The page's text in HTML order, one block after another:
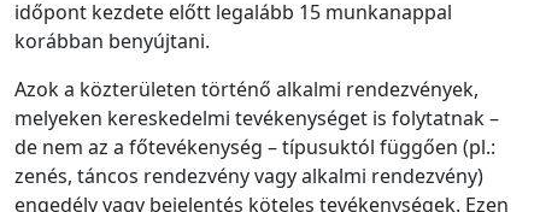
időpont kezdete előtt legalább 15 munkanappal
korábban benyújtani.
Azok a közterületen történő alkalmi rendezvények,
melyeken kereskedelmi tevékenységet is folytatnak –
de nem az a főtevékenység – típusuktól függően (pl.:
zenés, táncos rendezvény vagy alkalmi rendezvény)
engedély vagy bejelentés köteles tevékenységek. Ezen